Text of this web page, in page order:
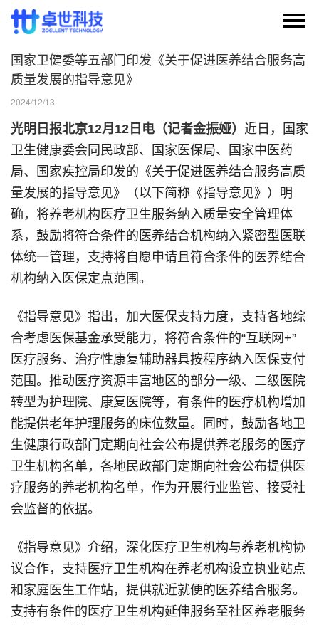
国家卫健委等五部门印发《关于促进医养结合服务高
质量发展的指导意见》
2024/12/13
光明日报北京12月12日电（记者金振娅） 近日，国家
卫生健康委会同民政部、国家医保局、国家中医药
局、国家疾控局印发的《关于促进医养结合服务高质
量发展的指导意见》（以下简称《指导意见》）明
确，将养老机构医疗卫生服务纳入质量安全管理体
系，鼓励将符合条件的医养结合机构纳入紧密型医联
体统一管理，支持将自愿申请且符合条件的医养结合
机构纳入医保定点范围。
《指导意见》指出，加大医保支持力度，支持各地综
合考虑医保基金承受能力，将符合条件的“互联网+”
医疗服务、治疗性康复辅助器具按程序纳入医保支付
范围。推动医疗资源丰富地区的部分一级、二级医院
转型为护理院、康复医院等，有条件的医疗机构增加
能提供老年护理服务的床位数量。同时，鼓励各地卫
生健康行政部门定期向社会公布提供养老服务的医疗
卫生机构名单，各地民政部门定期向社会公布提供医
疗服务的养老机构名单，作为开展行业监管、接受社
会监督的依据。
《指导意见》介绍，深化医疗卫生机构与养老机构协
议合作，支持医疗卫生机构在养老机构设立执业站点
和家庭医生工作站，提供就近就便的医养结合服务。
支持有条件的医疗卫生机构延伸服务至社区养老服务